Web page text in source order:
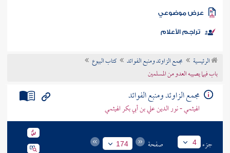
الكتب
موضوعي
تراجم الأعلام
الرئيسية مجمع الزاوئد ومنبع الفوائد
كتاب البيوع
باب فيما يصيبه العدو من المسلمين
مجمع الزاوئد ومنبع الفوائد
الهيثمي - نور الدين علي بن أبي بكر الهيثمي
جزء 4 صفحة 174